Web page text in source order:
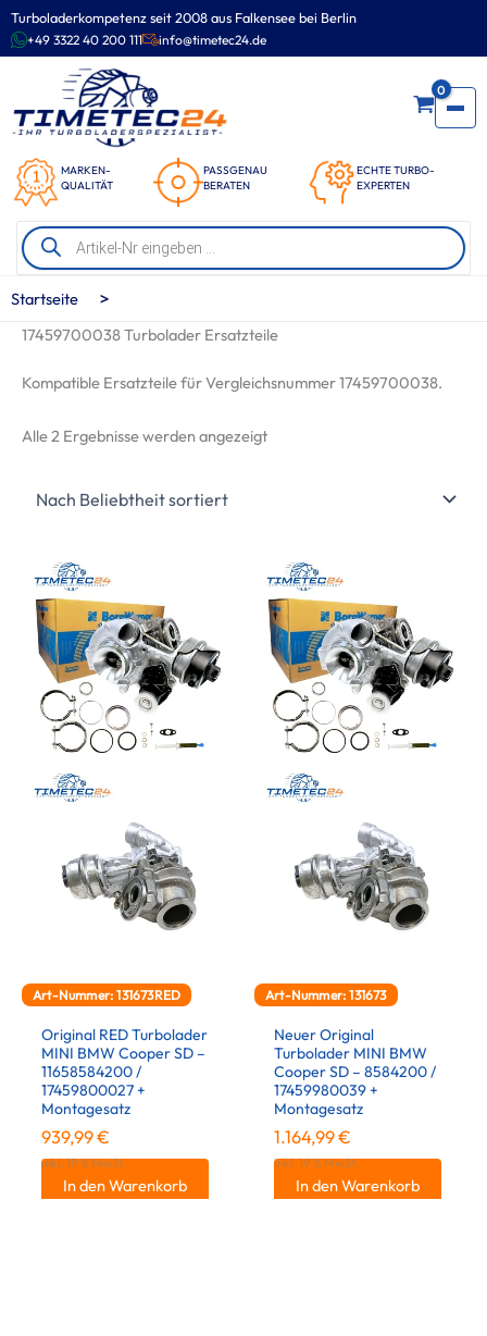
Turboladerkompetenz seit 2008 aus Falkensee bei Berlin
+49 3322 40 200 111 info@timetec24.de
MARKEN-
QUALITÄT
PASSGENAU
BERATEN
ECHTE TURBO-
EXPERTEN
0
Products
search
Zum
Inhalt
springen
Startseite >
17459700038 Turbolader Ersatzteile
Kompatible Ersatzteile für Vergleichsnummer 17459700038.
Alle 2 Ergebnisse werden angezeigtNach
Art-Nummer: 131673RED
Original RED Turbolader
MINI BMW Cooper SD –
11658584200 /
17459800027 +
Montagesatz
939,99€
inkl. 19 % MwSt.
In den Warenkorb
Art-Nummer: 131673
Neuer Original
Turbolader MINI BMW
Cooper SD – 8584200 /
17459980039 +
Montagesatz
1.164,99€
inkl. 19 % MwSt.
In den Warenkorb